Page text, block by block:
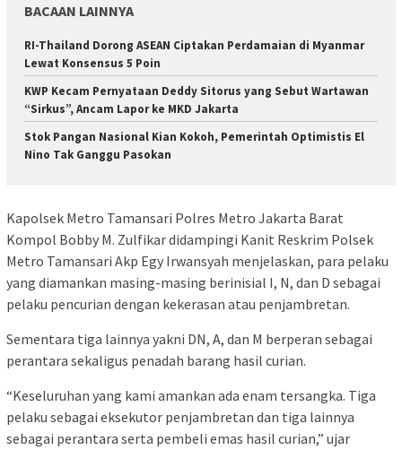
BACAAN LAINNYA
RI-Thailand Dorong ASEAN Ciptakan Perdamaian di Myanmar
Lewat Konsensus 5 Poin
KWP Kecam Pernyataan Deddy Sitorus yang Sebut Wartawan
“Sirkus”, Ancam Lapor ke MKD Jakarta
Stok Pangan Nasional Kian Kokoh, Pemerintah Optimistis El
Nino Tak Ganggu Pasokan
Kapolsek Metro Tamansari Polres Metro Jakarta Barat
Kompol Bobby M. Zulfikar didampingi Kanit Reskrim Polsek
Metro Tamansari Akp Egy Irwansyah menjelaskan, para pelaku
yang diamankan masing-masing berinisial I, N, dan D sebagai
pelaku pencurian dengan kekerasan atau penjambretan.
Sementara tiga lainnya yakni DN, A, dan M berperan sebagai
perantara sekaligus penadah barang hasil curian.
“Keseluruhan yang kami amankan ada enam tersangka. Tiga
pelaku sebagai eksekutor penjambretan dan tiga lainnya
sebagai perantara serta pembeli emas hasil curian,” ujar